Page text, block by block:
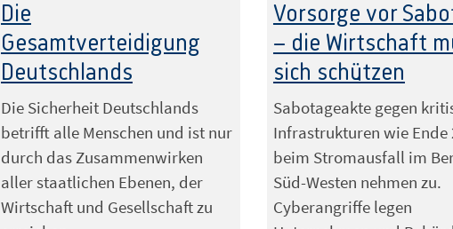
Die
Gesamtverteidigung
Deutschlands
Die Sicherheit Deutschlands
betrifft alle Menschen und ist nur
durch das Zusammenwirken
aller staatlichen Ebenen, der
Wirtschaft und Gesellschaft zu
Vorsorge vor
– die Wirtschaft
sich schützen
Sabotageakte gegen
Infrastrukturen wie Ende
beim Stromausfall im
Süd-Westen nehmen zu.
Cyberangriffe legen